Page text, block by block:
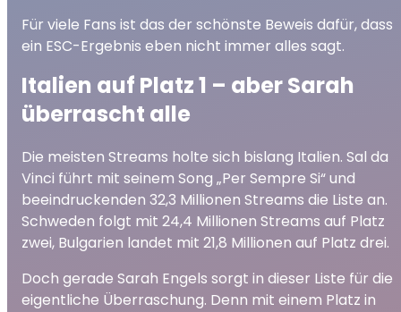
Für viele Fans ist das der schönste Beweis dafür, dass
ein ESC-Ergebnis eben nicht immer alles sagt.
Italien auf Platz 1 – aber Sarah
überrascht alle
Die meisten Streams holte sich bislang Italien. Sal da
Vinci führt mit seinem Song „Per Sempre Si“ und
beeindruckenden 32,3 Millionen Streams die Liste an.
Schweden folgt mit 24,4 Millionen Streams auf Platz
zwei, Bulgarien landet mit 21,8 Millionen auf Platz drei.
Doch gerade Sarah Engels sorgt in dieser Liste für die
eigentliche Überraschung. Denn mit einem Platz in